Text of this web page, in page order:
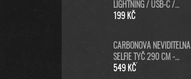
LIGHTNING / USB-C /
MICRO USB / USB-A PRO
199 KČ
CARBONOVÁ NEVIDITELNÁ
SELFIE TYČ 290 CM -
DLOUHÁ SELFIE STICK PRO
549 KČ